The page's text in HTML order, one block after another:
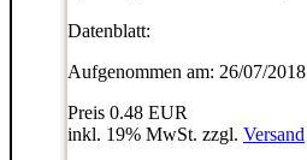
Datenblatt:
Aufgenommen am: 26/07/2018
Preis 0.48 EUR
inkl. 19% MwSt. zzgl. Versand